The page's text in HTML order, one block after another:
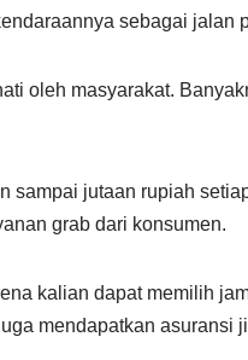
sebagai jalan
oleh masyarakat.
sampai jutaan rupiah
grab dari konsumen.
kalian dapat memilih
mendapatkan asuransi